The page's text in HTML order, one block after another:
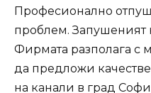
Професионално
проблем. Запушеният
Фирмата разполага с
да предложи
на канали в град